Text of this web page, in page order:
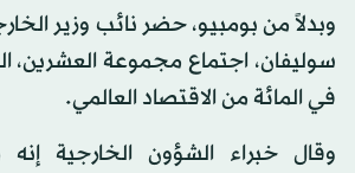
وبدلاً من بومبيو، حضر نائب وزير
في المائة من الاقتصاد العالمي.
وقال خبراء الشؤون الخارجية إنه